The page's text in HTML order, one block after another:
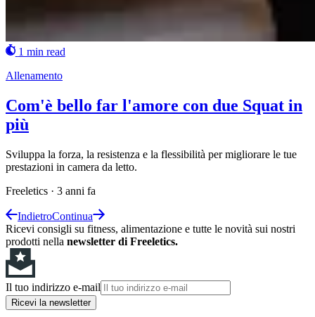
1 min read
Allenamento
Com'è bello far l'amore con due Squat in
più
Sviluppa la forza, la resistenza e la flessibilità per migliorare le tue
prestazioni in camera da letto.
Freeletics · 3 anni fa
IndietroContinua
Ricevi consigli su fitness, alimentazione e tutte le novità sui nostri
prodotti nella newsletter di Freeletics.
Il tuo indirizzo e-mail
Ricevi la newsletter